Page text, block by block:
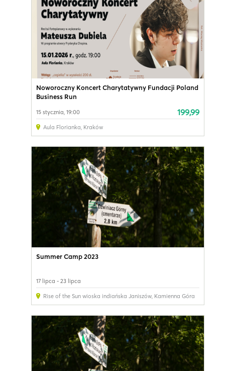
Noworoczny Koncert Charytatywny Fundacji Poland
Business Run
15 stycznia, 19:00 199,99
Aula Florianka, Kraków
Summer Camp 2023
17 lipca - 23 lipca
Rise of the Sun wioska indiańska Janiszów, Kamienna Góra